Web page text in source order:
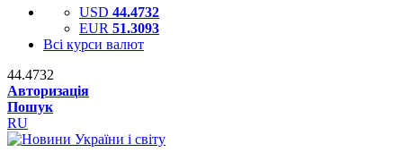
USD 44.4732
EUR 51.3093
Всі курси валют
44.4732
Авторизація
Пошук
RU